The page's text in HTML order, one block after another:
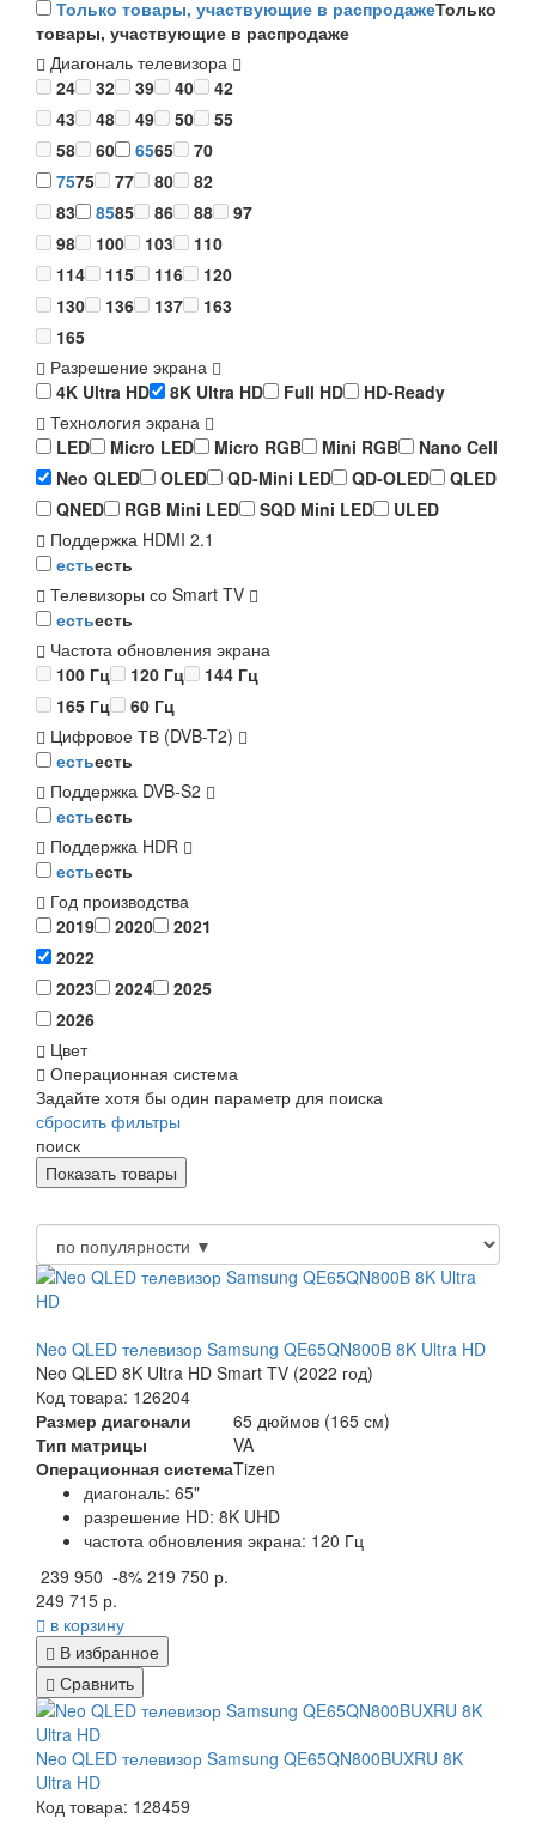
Только товары, участвующие в распродажеТолько
товары, участвующие в распродаже
Диагональ телевизора
24
32 39 40
42
43
48 49 50
55
58
60 6565
70
7575 77 80
82
83
8585 86 88
97
98
100 103
110
114
115 116
120
130
136 137
163
165
Разрешение экрана
4K Ultra HD
8K Ultra HD Full HD
HD-Ready
Технология экрана
LED
Micro LED Micro RGB Mini RGB
Nano Cell
Neo QLED
OLED QD-Mini LED QD-OLED
QLED
QNED
RGB Mini LED SQD Mini LED
ULED
Поддержка HDMI 2.1
естьесть
Телевизоры со Smart TV
естьесть
Частота обновления экрана
100 Гц
120 Гц
144 Гц
165 Гц
60 Гц
Цифровое ТВ (DVB-T2)
естьесть
Поддержка DVB-S2
естьесть
Поддержка HDR
естьесть
Год производства
2019
2020
2021
2022
2023
2024
2025
2026
Цвет
Операционная система
Задайте хотя бы один параметр для поиска
сбросить фильтры
поиск
Neo QLED телевизор Samsung QE65QN800B 8K Ultra HD
Neo QLED 8K Ultra HD Smart TV (2022 год)
Код товара: 126204
Размер диагонали
65 дюймов (165 см)
Тип матрицы
VA
Операционная системаTizen
диагональ: 65"
разрешение HD: 8K UHD
частота обновления экрана: 120 Гц
239 950 -8% 219 750 р.
249 715 р.
в корзину
В избранное
Сравнить
Neo QLED телевизор Samsung QE65QN800BUXRU 8K
Ultra HD
Код товара: 128459